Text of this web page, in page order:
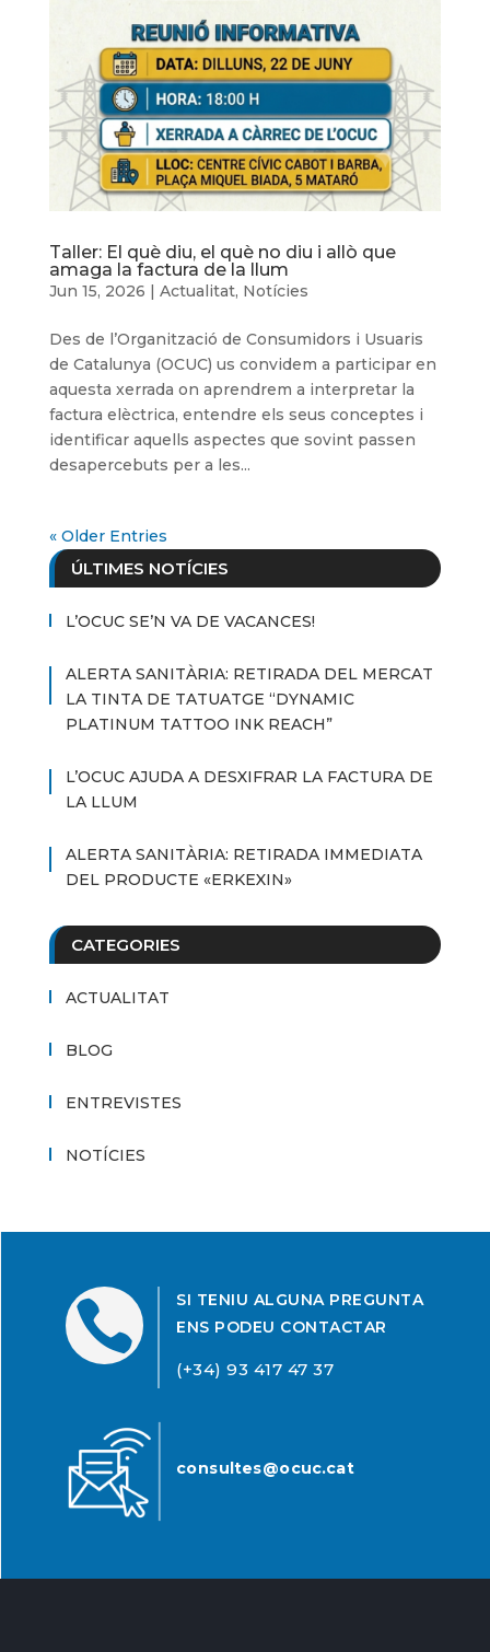
Taller: El què diu, el què no diu i allò que
amaga la factura de la llum
Jun 15, 2026 | Actualitat, Notícies
Des de l’Organització de Consumidors i Usuaris
de Catalunya (OCUC) us convidem a participar en
aquesta xerrada on aprendrem a interpretar la
factura elèctrica, entendre els seus conceptes i
identificar aquells aspectes que sovint passen
desapercebuts per a les...
« Older Entries
ÚLTIMES NOTÍCIES
L’OCUC SE’N VA DE VACANCES!
ALERTA SANITÀRIA: RETIRADA DEL MERCAT
LA TINTA DE TATUATGE “DYNAMIC
PLATINUM TATTOO INK REACH”
L’OCUC AJUDA A DESXIFRAR LA FACTURA DE
LA LLUM
ALERTA SANITÀRIA: RETIRADA IMMEDIATA
DEL PRODUCTE «ERKEXIN»
CATEGORIES
ACTUALITAT
BLOG
ENTREVISTES
NOTÍCIES

SI TENIU ALGUNA PREGUNTA
ENS PODEU CONTACTAR
(+34) 93 417 47 37
consultes@ocuc.cat